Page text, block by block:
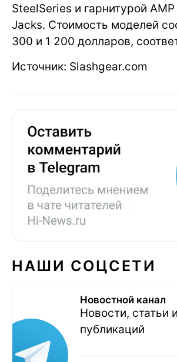
SteelSeries и гарнитурой
Jacks. Стоимость моделей
300 и 1 200 долларов,
Источник: Slashgear.com
НАШИ СОЦСЕТИ
Новостной канал
Новости, статьи
публикаций